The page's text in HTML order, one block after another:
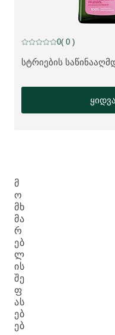
NEW LOOK
ᲛᲔᲢᲘ ᲞᲠᲝᲓᲣᲥᲢᲘ:
სტრიების
მიმდინარე რეიტინგი:
0( 0 )
ყიდვა
Მ
Ო
ᲛᲮ
ᲛᲐ
Რ
ᲔᲑ
Ლ
ᲘᲡ
ᲨᲔ
Ფ
ᲐᲡ
ᲔᲑ
ᲔᲑ